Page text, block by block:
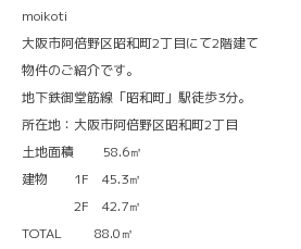
moikoti
大阪市阿倍野区昭和町2丁目にて2階建て
物件のご紹介です。
地下鉄御堂筋線「昭和町」駅徒歩3分。
所在地：大阪市阿倍野区昭和町2丁目
土地面積 58.6㎡
建物 1F 45.3㎡
2F 42.7㎡
TOTAL 88.0㎡